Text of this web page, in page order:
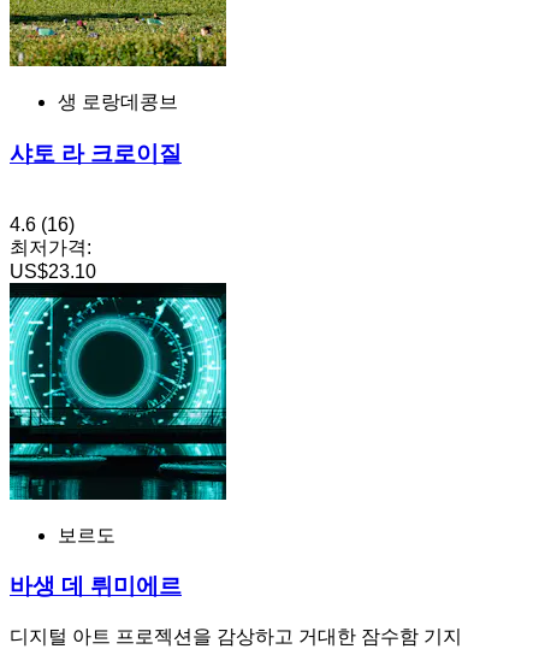
생 로랑데콩브
샤토 라 크로이질
4.6 (16)
최저가격:
US$23.10
보르도
바생 데 뤼미에르
디지털 아트 프로젝션을 감상하고 거대한 잠수함 기지